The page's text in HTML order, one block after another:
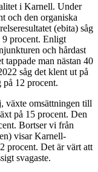
i Karnell. Under
och den organiska
(ebita) såg
9 procent. Enligt
och hårdast
tappade man nästan 40
såg det klent ut på
på 12 procent.
växte omsättningen till
på 15 procent. Den
Bortser vi från
visar Karnell-
procent. Det är värt att
svagaste.